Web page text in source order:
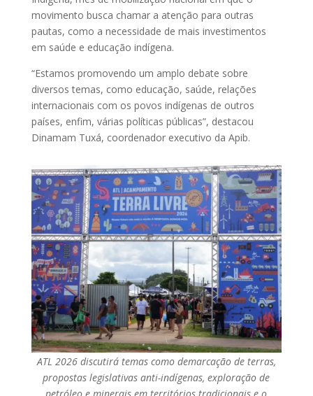
movimento busca chamar a atenção para outras
pautas, como a necessidade de mais investimentos
em saúde e educação indígena.
“Estamos promovendo um amplo debate sobre
diversos temas, como educação, saúde, relações
internacionais com os povos indígenas de outros
países, enfim, várias políticas públicas”, destacou
Dinamam Tuxá, coordenador executivo da Apib.
ATL 2026 discutirá temas como demarcação de terras,
propostas legislativas anti-indígenas, exploração de